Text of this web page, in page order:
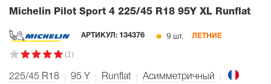
Michelin Pilot Sport 4 225/45 R18 95Y XL Runflat
АРТИКУЛ: 134376 9 шт. ЛЕТНИЕ
(1)
225/45 R18 95 Y Runflat Асимметричный